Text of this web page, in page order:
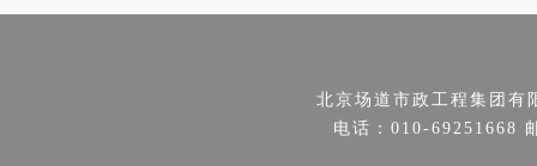
北京场道市政工程集团有
电话：010-69251668